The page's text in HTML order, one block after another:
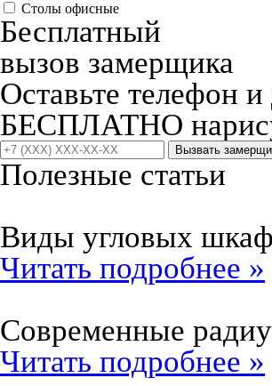
Столы офисные
Бесплатный
вызов замерщика
Оставьте телефон
БЕСПЛАТНО
Вызвать
Полезные статьи
Виды угловых
Читать подробнее »
Современные
Читать подробнее »